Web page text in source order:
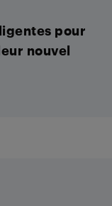
pour
nouvel